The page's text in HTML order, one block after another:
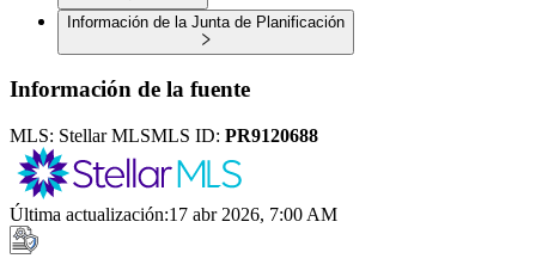
Información de la Junta de Planificación
Información de la fuente
MLS: Stellar MLSMLS ID: PR9120688
Última actualización:17 abr 2026, 7:00 AM